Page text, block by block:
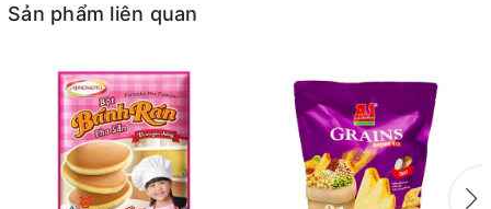
Sản phẩm liên quan